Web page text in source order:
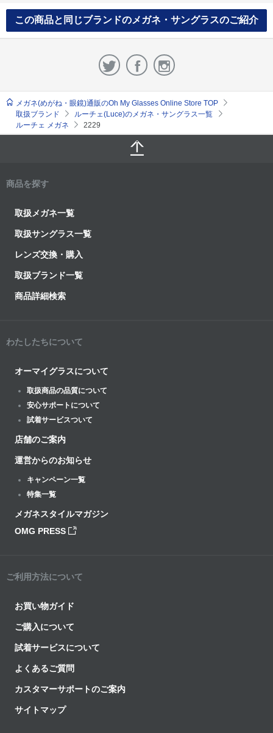
この商品と同じブランドのメガネ・サングラスのご紹介
メガネ(めがね・眼鏡)通販のOh My Glasses Online Store TOP
取扱ブランド
ルーチェ(Luce)のメガネ・サングラス一覧
ルーチェ メガネ
2229
商品を探す
取扱メガネ一覧
取扱サングラス一覧
レンズ交換・購入
取扱ブランド一覧
商品詳細検索
わたしたちについて
オーマイグラスについて
取扱商品の品質について
安心サポートについて
試着サービスついて
店舗のご案内
運営からのお知らせ
キャンペーン一覧
特集一覧
メガネスタイルマガジン
OMG PRESS
ご利用方法について
お買い物ガイド
ご購入について
試着サービスについて
よくあるご質問
カスタマーサポートのご案内
サイトマップ